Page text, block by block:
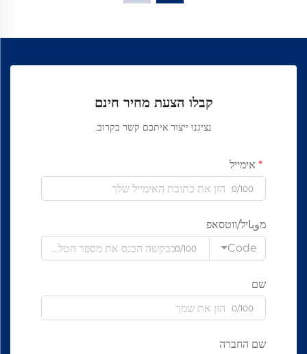
קבלו הצעת מחיר חינם
נציגנו ייצור איתכם קשר בקרוב.
אימייל
0/100
מوباיל/ווטסאפ
Code
0/100
שם
0/100
שם החברה